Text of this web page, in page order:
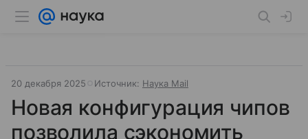
20 декабря 2025 Источник: Наука Mail
Новая конфигурация чипов
позволила сэкономить